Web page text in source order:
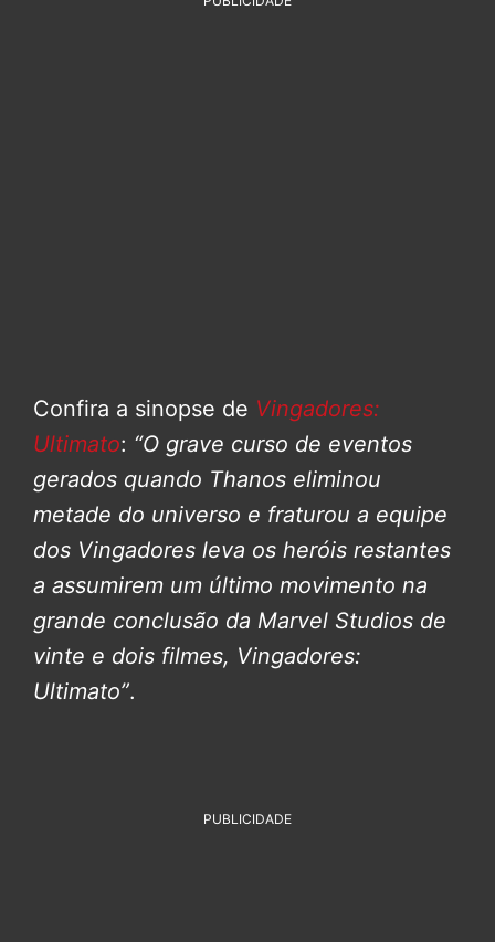
Confira a sinopse de Vingadores:
Ultimato: “O grave curso de eventos
gerados quando Thanos eliminou
metade do universo e fraturou a equipe
dos Vingadores leva os heróis restantes
a assumirem um último movimento na
grande conclusão da Marvel Studios de
vinte e dois filmes, Vingadores:
Ultimato”.
PUBLICIDADE